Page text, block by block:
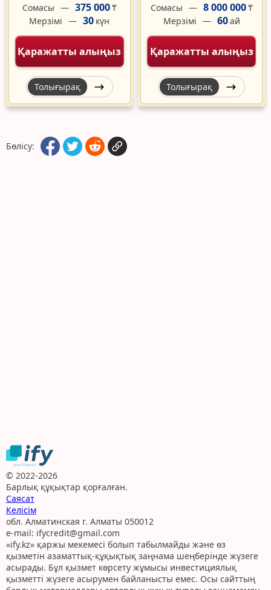
Сомасы 375 000₸
Мерзімі
30 күн
Қаражатты алыңыз
Толығырақ
Сомасы 8 000 000₸
Мерзімі
60ай
Қаражатты алыңыз
Толығырақ
Бөлісу:
© 2022-2026
Барлық құқықтар қорғалған.
Саясат
Келісім
обл. Алматинская г. Алматы 050012
e-mail: ifycredit@gmail.com
«ify.kz» қаржы мекемесі болып табылмайды және өз
қызметін азаматтық-құқықтық заңнама шеңберінде жүзеге
асырады. Бұл қызмет көрсету жұмысы инвестициялық
қызметті жүзеге асырумен байланысты емес. Осы сайттың